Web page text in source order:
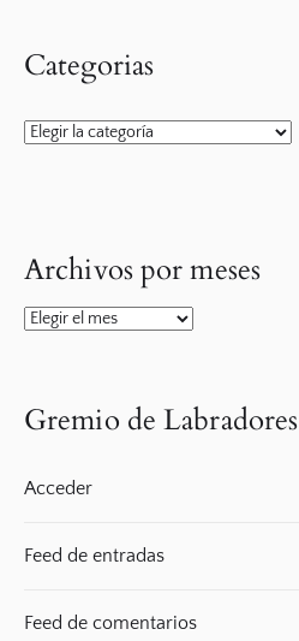
Categorias
Categorias
Archivos por meses
Archivos
Gremio de Labradores
Acceder
Feed de entradas
Feed de comentarios